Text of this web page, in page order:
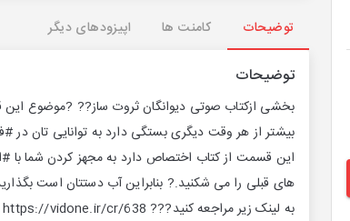
توضیحات کامنت ها اپیزودهای دیگر
توضیحات
بخشی ازکتاب صوتی دیوانگان ثروت ساز?? ?موضوع
بیشتر از هر وقت دیگری بستگی دارد به توانایی تان
این قسمت از کتاب اختصاص دارد به مجهز کردن شما با
های قبلی را می شکنید.? بنابراین آب دستتان است
به لینک زیر مراجعه کنید??? https://vidone.ir/cr/638